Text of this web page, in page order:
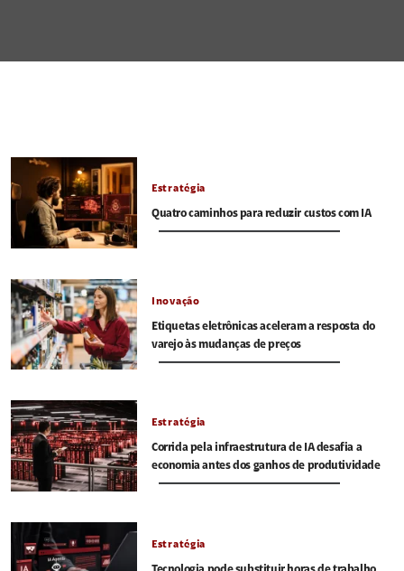
Estratégia
Quatro caminhos para reduzir custos com IA
Inovação
Etiquetas eletrônicas aceleram a resposta do
varejo às mudanças de preços
Estratégia
Corrida pela infraestrutura de IA desafia a
economia antes dos ganhos de produtividade
Estratégia